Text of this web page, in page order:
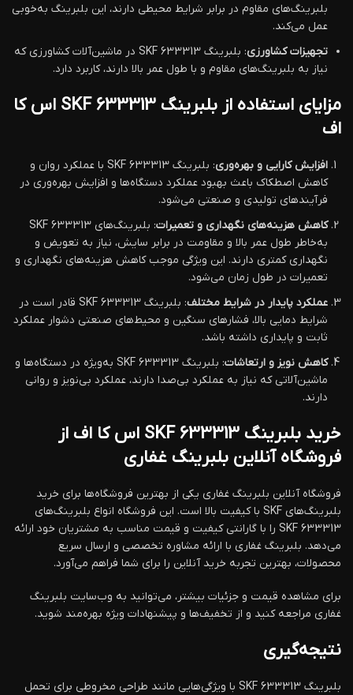
بلبرینگ‌های مقاوم در برابر شرایط محیطی دارند، این بلبرینگ به‌خوبی
عمل می‌کند.
تجهیزات کشاورزی
: بلبرینگ 633313 SKF در ماشین‌آلات کشاورزی که
نیاز به بلبرینگ‌های مقاوم و با طول عمر بالا دارند، کاربرد دارد.
مزایای استفاده از بلبرینگ 633313 SKF اس کا
اف
افزایش کارایی و بهره‌وری
: بلبرینگ 633313 SKF با عملکرد روان و
کاهش اصطکاک باعث بهبود عملکرد دستگاه‌ها و افزایش بهره‌وری در
فرآیندهای تولیدی و صنعتی می‌شود.
کاهش هزینه‌های نگهداری و تعمیرات
: بلبرینگ‌های 633313 SKF
به‌خاطر طول عمر بالا و مقاومت در برابر سایش، نیاز به تعویض و
نگهداری کمتری دارند. این ویژگی موجب کاهش هزینه‌های نگهداری و
تعمیرات در طول زمان می‌شود.
عملکرد پایدار در شرایط مختلف
: بلبرینگ 633313 SKF قادر است در
شرایط دمایی بالا، فشارهای سنگین و محیط‌های صنعتی دشوار عملکرد
ثابت و پایداری داشته باشد.
کاهش نویز و ارتعاشات
: بلبرینگ 633313 SKF به‌ویژه در دستگاه‌ها و
ماشین‌آلاتی که نیاز به عملکرد بی‌صدا دارند، عملکرد بی‌نویز و روانی
دارند.
خرید بلبرینگ 633313 SKF اس کا اف از
فروشگاه آنلاین بلبرینگ غفاری
فروشگاه آنلاین بلبرینگ غفاری یکی از بهترین فروشگاه‌ها برای خرید
بلبرینگ‌های SKF با کیفیت بالا است. این فروشگاه انواع بلبرینگ‌های
633313 SKF را با گارانتی کیفیت و قیمت مناسب به مشتریان خود ارائه
می‌دهد. بلبرینگ غفاری با ارائه مشاوره تخصصی و ارسال سریع
محصولات، بهترین تجربه خرید آنلاین را برای شما فراهم می‌آورد.
برای مشاهده قیمت و جزئیات بیشتر، می‌توانید به وب‌سایت بلبرینگ
غفاری مراجعه کنید و از تخفیف‌ها و پیشنهادات ویژه بهره‌مند شوید.
نتیجه‌گیری
بلبرینگ 633313 SKF با ویژگی‌هایی مانند طراحی مخروطی برای تحمل